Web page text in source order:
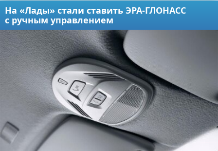
На «Лады» стали ставить ЭРА-ГЛОНАСС
с ручным управлением